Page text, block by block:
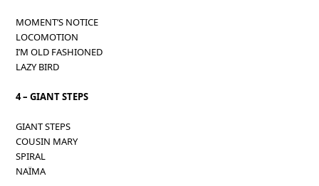
MOMENT’S NOTICE
LOCOMOTION
I’M OLD FASHIONED
LAZY BIRD
4 – GIANT STEPS
GIANT STEPS
COUSIN MARY
SPIRAL
NAÏMA